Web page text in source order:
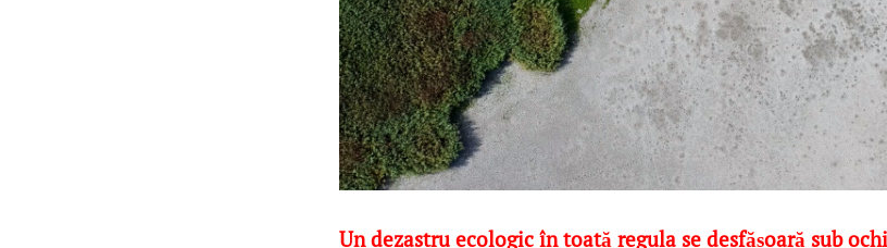
Un dezastru ecologic în toată regula se desfășoară sub